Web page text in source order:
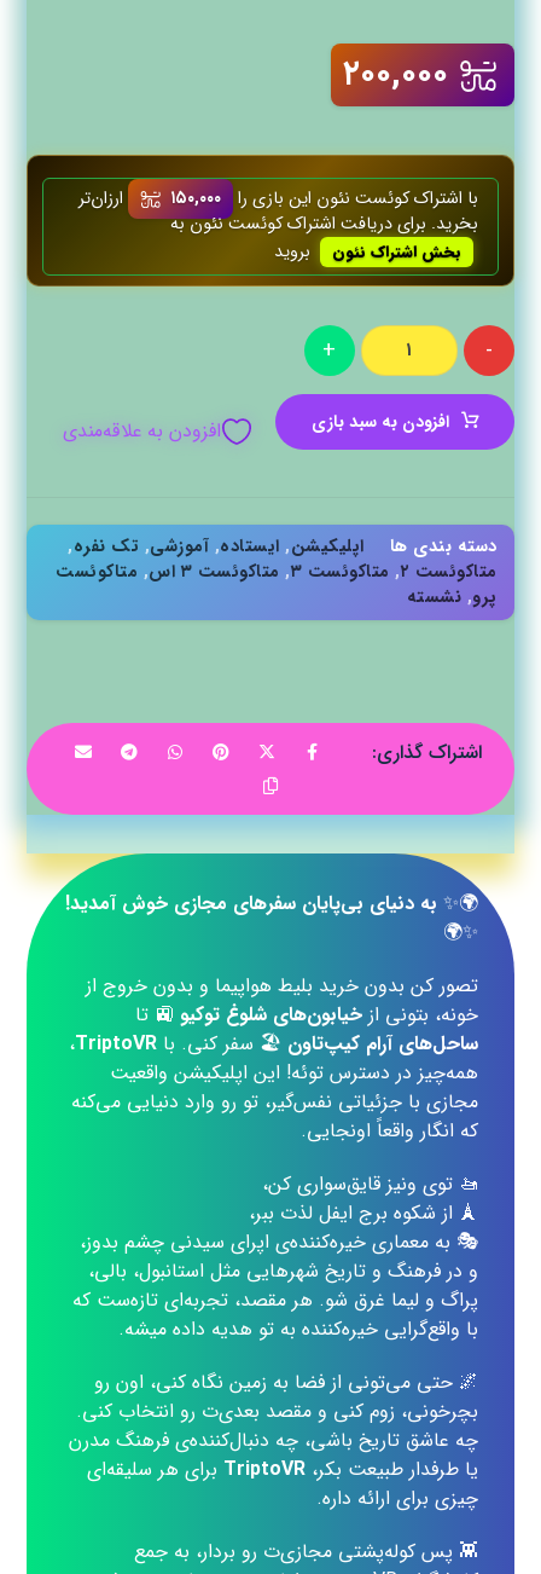
۲۰۰,۰۰۰
با اشتراک کوئست‌ نئون این بازی را ۱۵۰,۰۰۰
ارزان‌تر
بخرید. برای دریافت اشتراک کوئست‌ نئون به
بخش اشتراک نئون بروید
-
+
افزودن به سبد بازی افزودن به علاقه‌مندی
دسته بندی ها اپلیکیشن‌, ایستاده, آموزشی, تک نفره,
متاکوئست ۲ , متاکوئست ۳ , متاکوئست ۳ اس , متاکوئست
پرو, نشسته
🌍✨ به دنیای بی‌پایان سفرهای مجازی خوش آمدید!
✨🌍
تصور کن بدون خرید بلیط هواپیما و بدون خروج از
خونه، بتونی ازخیابون‌های شلوغ توکیو 🚉 تا
ساحل‌های آرام کیپ‌تاون 🏖️ سفر کنی. باTriptoVR،
همه‌چیز در دسترس توئه! این اپلیکیشن واقعیت
مجازی با جزئیاتی نفس‌گیر، تو رو وارد دنیایی می‌کنه
که انگار واقعاً اونجایی.
🚤 توی ونیز قایق‌سواری کن،
🗼 از شکوه برج ایفل لذت ببر،
🎭 به معماری خیره‌کننده‌ی اپرای سیدنی چشم بدوز،
و در فرهنگ و تاریخ شهرهایی مثل استانبول، بالی،
پراگ و لیما غرق شو. هر مقصد، تجربه‌ای تازه‌ست که
با واقع‌گرایی خیره‌کننده به تو هدیه داده میشه.
🌌 حتی می‌تونی از فضا به زمین نگاه کنی، اون رو
بچرخونی، زوم کنی و مقصد بعدی‌ت رو انتخاب کنی.
چه عاشق تاریخ باشی، چه دنبال‌کننده‌ی فرهنگ مدرن
یا طرفدار طبیعت بکر،TriptoVR برای هر سلیقه‌ای
چیزی برای ارائه داره.
👾 پس کوله‌پشتی مجازی‌ت رو بردار، به جمع